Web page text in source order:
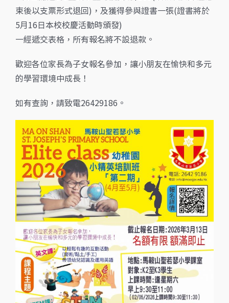
束後以支票形式退回)，及獲得參與證書一張(證書將於
5月16日本校校慶活動時頒發)
一經遞交表格，所有報名將不設退款。
歡迎各位家長為子女報名參加，讓小朋友在愉快和多元
的學習環境中成長！
如有查詢，請致電26429186。